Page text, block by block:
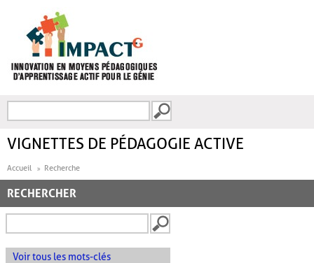
FORMULAIRE DE
VIGNETTES DE PÉDAGOGIE ACTIVE
Accueil Recherche
RECHERCHER
Voir tous les mots-clés